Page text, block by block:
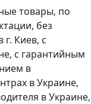
товары, по
без
г. Киев, с
с гарантийным
в
в Украине,
в Украине,